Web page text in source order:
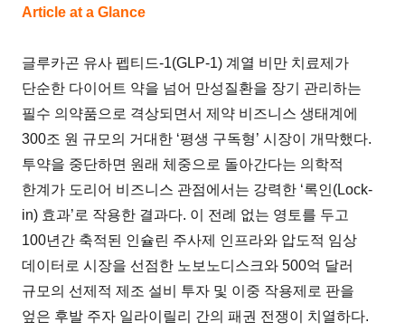
Article at a Glance
글루카곤 유사 펩티드-1(GLP-1) 계열 비만 치료제가
단순한 다이어트 약을 넘어 만성질환을 장기 관리하는
필수 의약품으로 격상되면서 제약 비즈니스 생태계에
300조 원 규모의 거대한 ‘평생 구독형’ 시장이 개막했다.
투약을 중단하면 원래 체중으로 돌아간다는 의학적
한계가 도리어 비즈니스 관점에서는 강력한 ‘록인(Lock-
in) 효과’로 작용한 결과다. 이 전례 없는 영토를 두고
100년간 축적된 인슐린 주사제 인프라와 압도적 임상
데이터로 시장을 선점한 노보노디스크와 500억 달러
규모의 선제적 제조 설비 투자 및 이중 작용제로 판을
엎은 후발 주자 일라이릴리 간의 패권 전쟁이 치열하다.